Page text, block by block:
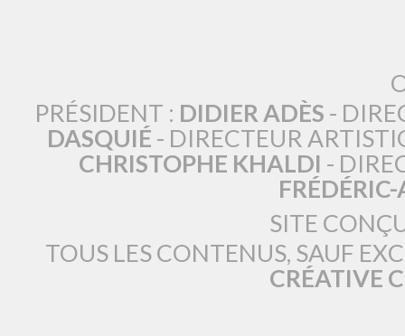
PRÉSIDENT : DIDIER ADÈS -
DASQUIÉ - DIRECTEUR
CHRISTOPHE KHALDI -
SITE
TOUS LES CONTENUS, SAUF
CRÉATIVE